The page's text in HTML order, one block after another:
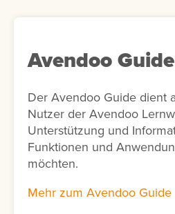
Avendoo Guide
Der Avendoo Guide dient
Nutzer der Avendoo
Unterstützung und
Funktionen und
möchten.
Mehr zum Avendoo Guide